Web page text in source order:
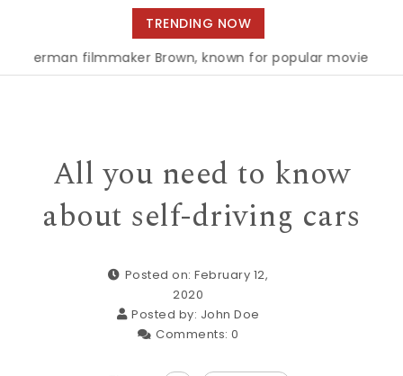
navigation
TRENDING NOW
filmmaker Brown, known for popular movie ‘ABC,’
All you need to know
about self-driving cars
Posted on: February 12,
2020
Posted by: John Doe
Comments: 0